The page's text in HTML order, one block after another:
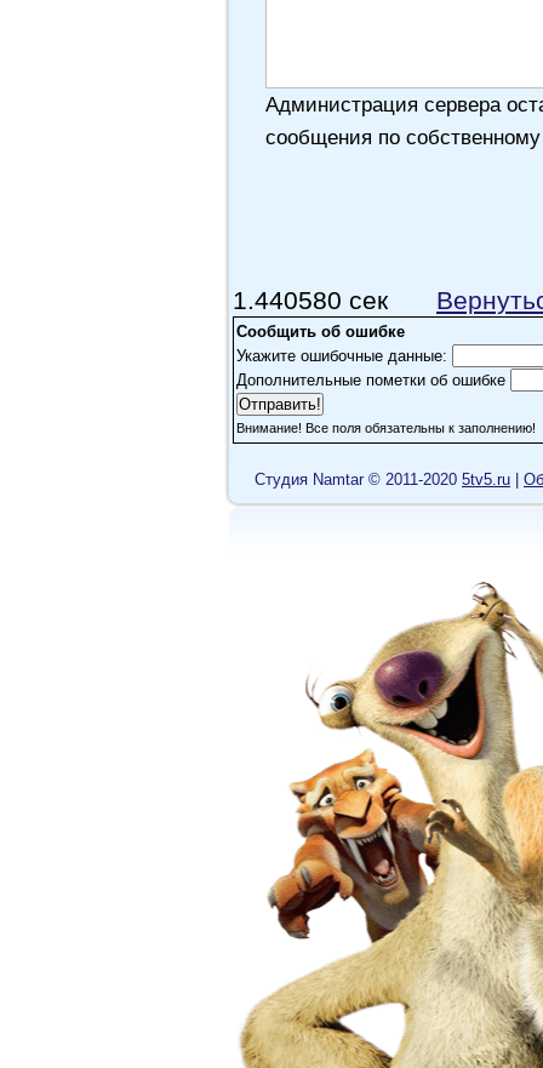
Администрация сервера
сообщения по
1.440580 сек
Сообщить об ошибке
Укажите ошибочные данные:
Дополнительные пометки об ошибке
Внимание! Все поля обязательны к заполнению!
Cтудия Namtar © 2011-2020 5tv5.ru